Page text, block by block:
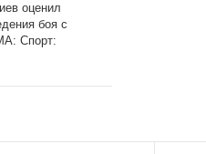
оценил
боя с
Спорт: